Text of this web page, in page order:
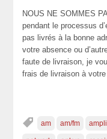
NOUS NE SOMMES
pendant le processus
pas livrés à la bonne
votre absence ou
faute de livraison, je
frais de livraison à
am am/fm ampli